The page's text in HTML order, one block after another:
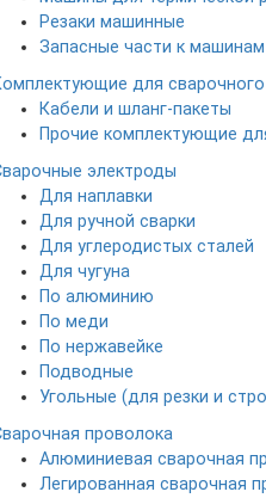
Резаки машинные
Запасные части к машинам
для
Кабели и шланг-пакеты
Прочие комплектующие
электроды
Для наплавки
Для ручной сварки
Для углеродистых сталей
Для чугуна
По алюминию
По меди
По нержавейке
Подводные
Угольные (для резки и
проволока
Алюминиевая сварочная
Легированная сварочная